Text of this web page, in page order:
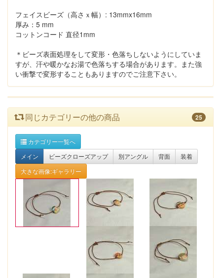
フェイスビーズ（高さｘ幅）: 13mmx16mm
厚み：5 mm
コットンコード 直径1mm
＊ビーズ表面処理をして変形・色落ちしないようにしていま
すが、汗や暖かなお湯で色落ちする場合があります。また強
い衝撃で変形することもありますのでご注意下さい。
同じカテゴリーの他の商品 25
カテゴリー一覧へ
メイン
ビーズクローズアップ 別アングル 背面
装着
大きな画像:ギャラリー